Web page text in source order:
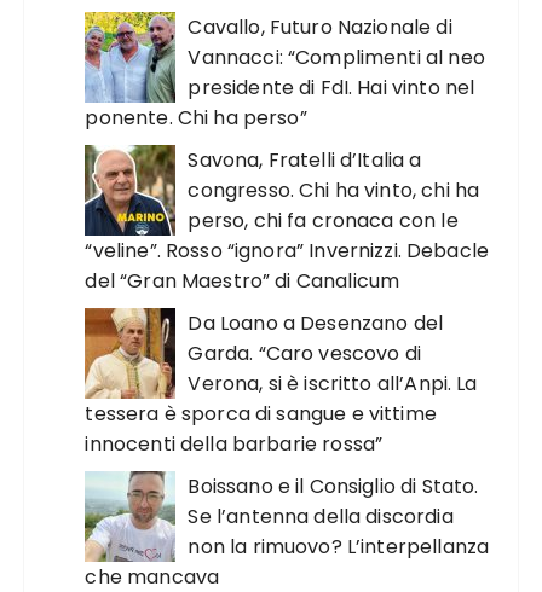
Cavallo, Futuro Nazionale di
Vannacci: “Complimenti al neo
presidente di FdI. Hai vinto nel
ponente. Chi ha perso”
Savona, Fratelli d’Italia a
congresso. Chi ha vinto, chi ha
perso, chi fa cronaca con le
“veline”. Rosso “ignora” Invernizzi. Debacle
del “Gran Maestro” di Canalicum
Da Loano a Desenzano del
Garda. “Caro vescovo di
Verona, si è iscritto all’Anpi. La
tessera è sporca di sangue e vittime
innocenti della barbarie rossa”
Boissano e il Consiglio di Stato.
Se l’antenna della discordia
non la rimuovo? L’interpellanza
che mancava